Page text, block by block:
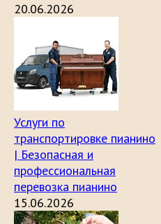
20.06.2026
Услуги по
транспортировке пианино
| Безопасная и
профессиональная
перевозка пианино
15.06.2026